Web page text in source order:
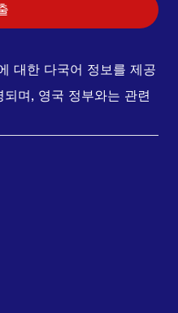
대한 다국어 정보를 제공
며, 영국 정부와는 관련